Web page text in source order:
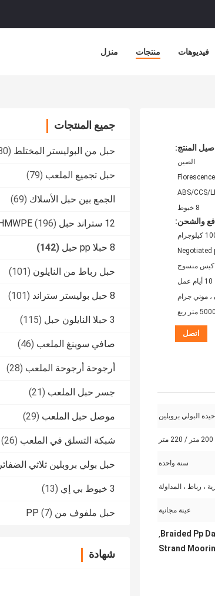
منزل منتجات فيديوهات
جميع المنتجات
حبل من البوليستر المختلط (80)
حبل تجميع الملعب (79)
الجمع بين حبل الأسلاك (69)
12 ستراند حبل UHMWPE (196)
8 حبلا pp حبل (142)
حبل رباط من النايلون (101)
8 حبل بوليستر ستراند (101)
3 حبلا النايلون حبل (115)
صافي سوينغ الملعب (46)
أرجوحة أرجوحة الملعب (28)
جسر حبل الملعب (21)
موصل حبل الملعب (29)
شبكة التسلق في الملعب (26)
حبل بولي بروبلين ثلاثي الضفائر
3 خيوط بي إي (13)
حبل ملفوف من PP (7)
شهادة
المنتج:
الصين
Florescence
ABS/CCS/
8 خيوط
والشحن:
Negotiated
كيس منسوج
10 أيام عمل
متر ربع
اتصل
حيدة البولي بروبلين
200 متر / 220 متر
سنة واحدة
، رباط ، المداولة
عينة مجانية
Braided Pp
,